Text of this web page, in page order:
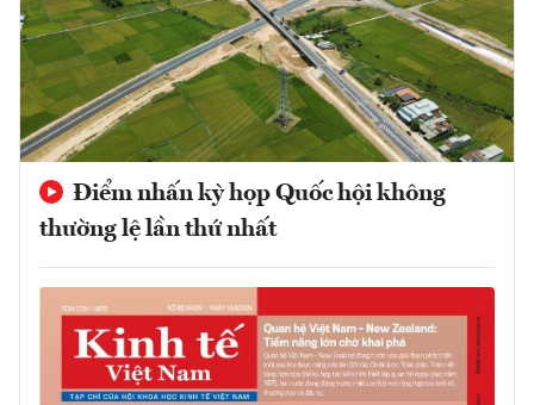
Điểm nhấn kỳ họp Quốc hội không
thường lệ lần thứ nhất